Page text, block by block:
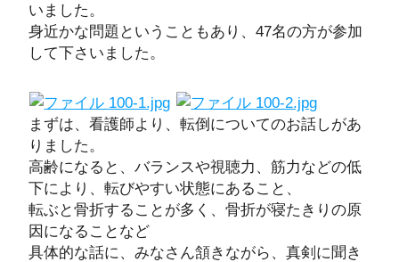
いました。
身近かな問題ということもあり、47名の方が参加
して下さいました。
まずは、看護師より、転倒についてのお話しがあ
りました。
高齢になると、バランスや視聴力、筋力などの低
下により、転びやすい状態にあること、
転ぶと骨折することが多く、骨折が寝たきりの原
因になることなど
具体的な話に、みなさん頷きながら、真剣に聞き